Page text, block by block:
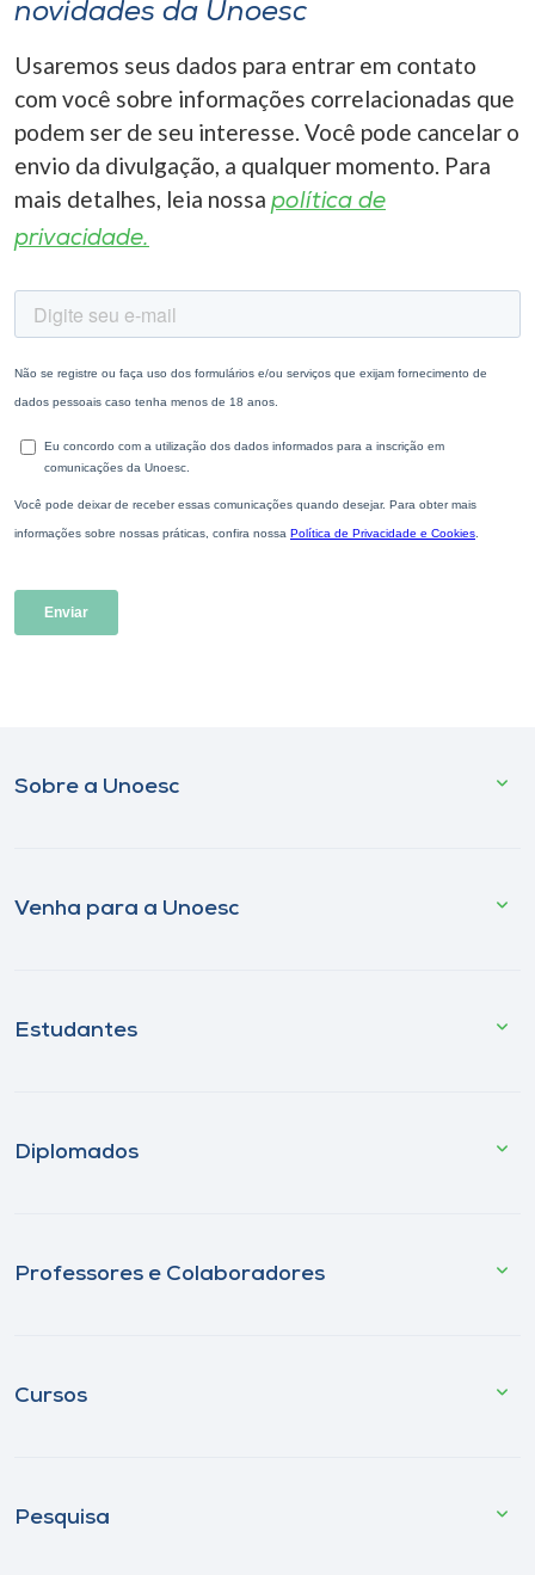
novidades da Unoesc
Usaremos seus dados para entrar em contato
com você sobre informações correlacionadas que
podem ser de seu interesse. Você pode cancelar o
envio da divulgação, a qualquer momento. Para
mais detalhes, leia nossa política de
privacidade.
Sobre a Unoesc
Venha para a Unoesc
Estudantes
Diplomados
Professores e Colaboradores
Cursos
Pesquisa